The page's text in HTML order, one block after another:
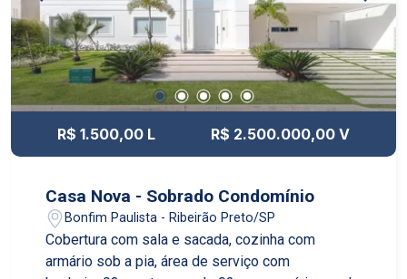
R$ 1.500,00 L R$ 2.500.000,00 V
Casa Nova - Sobrado Condomínio
Bonfim Paulista - Ribeirão Preto/SP
Cobertura com sala e sacada, cozinha com
armário sob a pia, área de serviço com